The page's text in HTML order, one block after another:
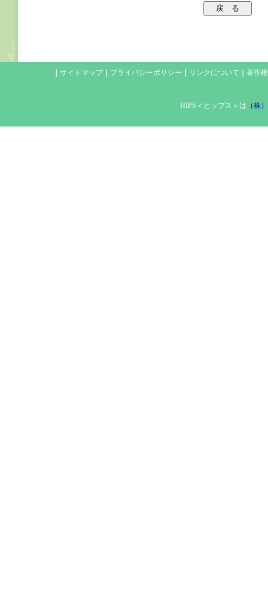
サイトマップ｜ プライバシーポリシー リンクについて 著作
HIPS＜ヒップス＞は （株